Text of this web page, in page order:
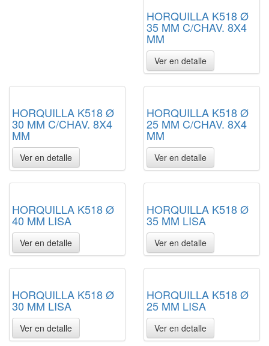
HORQUILLA K518 Ø
35 MM C/CHAV. 8X4
MM
Ver en detalle
HORQUILLA K518 Ø
30 MM C/CHAV. 8X4
MM
Ver en detalle
HORQUILLA K518 Ø
25 MM C/CHAV. 8X4
MM
Ver en detalle
HORQUILLA K518 Ø
40 MM LISA
Ver en detalle
HORQUILLA K518 Ø
35 MM LISA
Ver en detalle
HORQUILLA K518 Ø
30 MM LISA
Ver en detalle
HORQUILLA K518 Ø
25 MM LISA
Ver en detalle